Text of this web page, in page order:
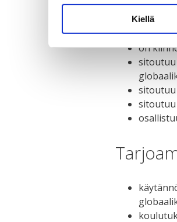
Kiellä
on
sitoutuu
sitoutuu
sitoutuu